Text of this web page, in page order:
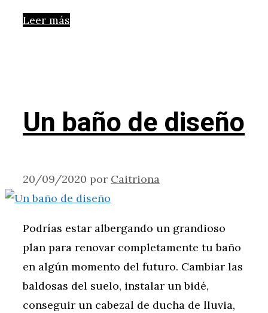
Leer más
Un baño de diseño
20/09/2020 por Caitriona
Podrías estar albergando un grandioso
plan para renovar completamente tu baño
en algún momento del futuro. Cambiar las
baldosas del suelo, instalar un bidé,
conseguir un cabezal de ducha de lluvia,